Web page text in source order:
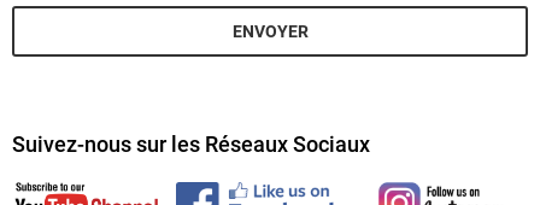
ENVOYER
Suivez-nous sur les Réseaux Sociaux